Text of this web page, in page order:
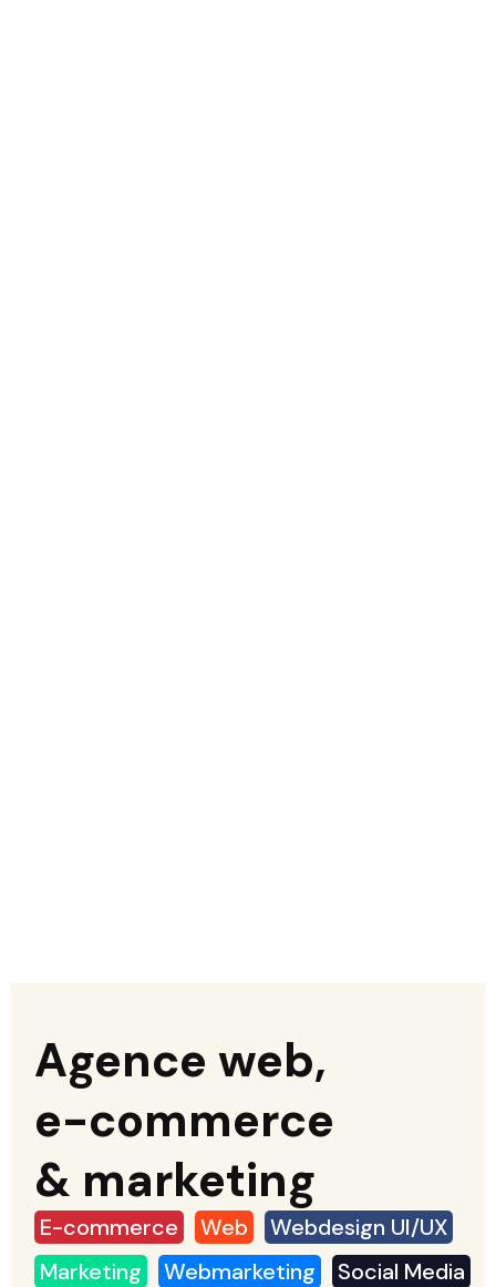
Agence web,
e-commerce
& marketing
E-commerce Web
Webdesign UI/UX
Marketing
Webmarketing Social Media